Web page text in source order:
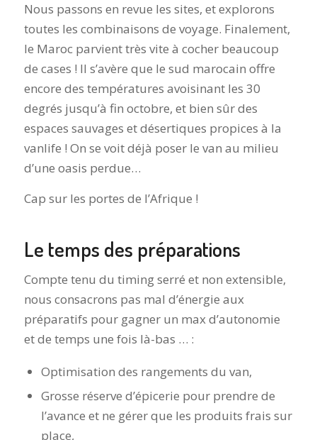
Nous passons en revue les sites, et explorons
toutes les combinaisons de voyage. Finalement,
le Maroc parvient très vite à cocher beaucoup
de cases ! Il s’avère que le sud marocain offre
encore des températures avoisinant les 30
degrés jusqu’à fin octobre, et bien sûr des
espaces sauvages et désertiques propices à la
vanlife ! On se voit déjà poser le van au milieu
d’une oasis perdue…
Cap sur les portes de l’Afrique !
Le temps des préparations
Compte tenu du timing serré et non extensible,
nous consacrons pas mal d’énergie aux
préparatifs pour gagner un max d’autonomie
et de temps une fois là-bas … :
Optimisation des rangements du van,
Grosse réserve d’épicerie pour prendre de
l’avance et ne gérer que les produits frais sur
place,